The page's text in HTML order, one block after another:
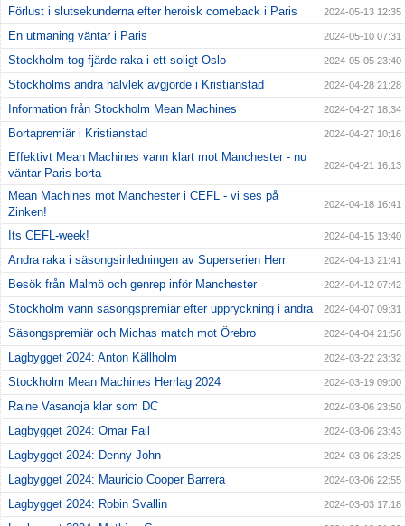
Förlust i slutsekunderna efter heroisk comeback i Paris 2024-05-13 12:35
En utmaning väntar i Paris 2024-05-10 07:31
Stockholm tog fjärde raka i ett soligt Oslo 2024-05-05 23:40
Stockholms andra halvlek avgjorde i Kristianstad 2024-04-28 21:28
Information från Stockholm Mean Machines 2024-04-27 18:34
Bortapremiär i Kristianstad 2024-04-27 10:16
Effektivt Mean Machines vann klart mot Manchester - nu
väntar Paris borta
2024-04-21 16:13
Mean Machines mot Manchester i CEFL - vi ses på
Zinken!
2024-04-18 16:41
Its CEFL-week! 2024-04-15 13:40
Andra raka i säsongsinledningen av Superserien Herr 2024-04-13 21:41
Besök från Malmö och genrep inför Manchester 2024-04-12 07:42
Stockholm vann säsongspremiär efter uppryckning i andra 2024-04-07 09:31
Säsongspremiär och Michas match mot Örebro 2024-04-04 21:56
Lagbygget 2024: Anton Källholm 2024-03-22 23:32
Stockholm Mean Machines Herrlag 2024 2024-03-19 09:00
Raine Vasanoja klar som DC 2024-03-06 23:50
Lagbygget 2024: Omar Fall 2024-03-06 23:43
Lagbygget 2024: Denny John 2024-03-06 23:25
Lagbygget 2024: Mauricio Cooper Barrera 2024-03-06 22:55
Lagbygget 2024: Robin Svallin 2024-03-03 17:18